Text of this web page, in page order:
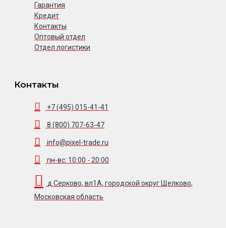
Гарантия
Кредит
Контакты
Оптовый отдел
Отдел логистики
Контакты
+7 (495) 015-41-41
8 (800) 707-63-47
info@pixel-trade.ru
пн-вс: 10:00 - 20:00
д.Серково, вл1А, городской округ Щелково,
Московская область